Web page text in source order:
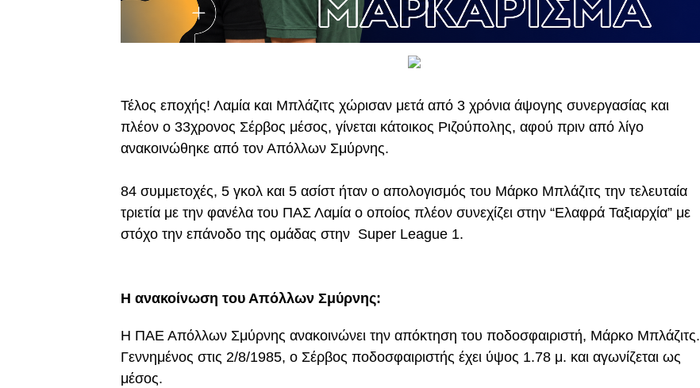
Τέλος εποχής! Λαμία και Μπλάζιτς χώρισαν μετά από 3 χρόνια άψογης συνεργασίας και
πλέον ο 33χρονος Σέρβος μέσος, γίνεται κάτοικος Ριζούπολης, αφού πριν από λίγο
ανακοινώθηκε από τον Απόλλων Σμύρνης.
84 συμμετοχές, 5 γκολ και 5 ασίστ ήταν ο απολογισμός του Μάρκο Μπλάζιτς την τελευταία
τριετία με την φανέλα του ΠΑΣ Λαμία ο οποίος πλέον συνεχίζει στην “Ελαφρά Ταξιαρχία” με
στόχο την επάνοδο της ομάδας στην Super League 1.
H ανακοίνωση του Απόλλων Σμύρνης:
Η ΠΑΕ Απόλλων Σμύρνης ανακοινώνει την απόκτηση του ποδοσφαιριστή, Μάρκο Μπλάζιτς.
Γεννημένος στις 2/8/1985, ο Σέρβος ποδοσφαιριστής έχει ύψος 1.78 μ. και αγωνίζεται ως
μέσος.